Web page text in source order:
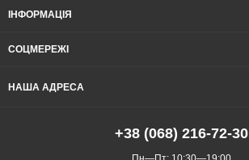
ІНФОРМАЦІЯ
СОЦМЕРЕЖІ
НАША АДРЕСА
+38 (068) 216-72-30